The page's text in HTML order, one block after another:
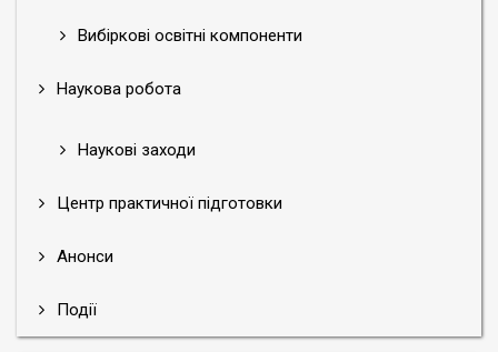
Вибіркові освітні компоненти
Наукова робота
Наукові заходи
Центр практичної підготовки
Анонси
Події